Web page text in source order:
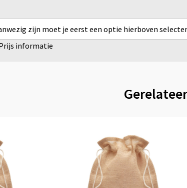
zijn moet je eerst een optie hierboven
informatie